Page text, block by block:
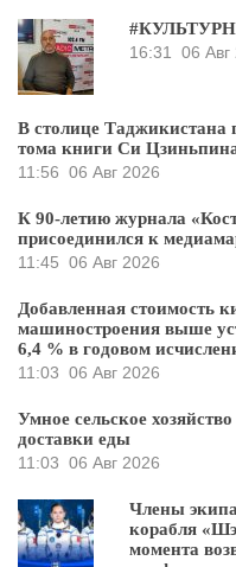
16:31
06 Авг
В столице Таджикистана
тома книги Си
11:56 06 Авг 2026
К 90-летию журнала
присоединился к
11:45 06 Авг 2026
Добавленная стоимость
машиностроения выше
6,4 % в годовом
11:03 06 Авг 2026
Умное сельское
доставки еды
11:03 06 Авг 2026
Члены
корабля
момента